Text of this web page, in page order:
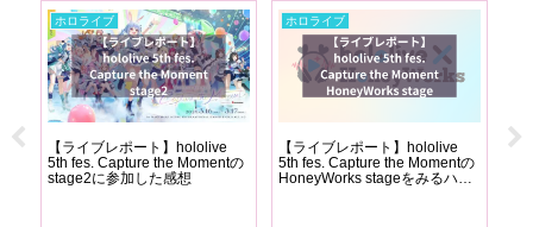
ホロライブ
【ライブレポート】hololive
5th fes. Capture the Momentの
stage2に参加した感想
ホロライブ
【ライブレポート】hololive
5th fes. Capture the Momentの
HoneyWorks stageをみるハコ
【